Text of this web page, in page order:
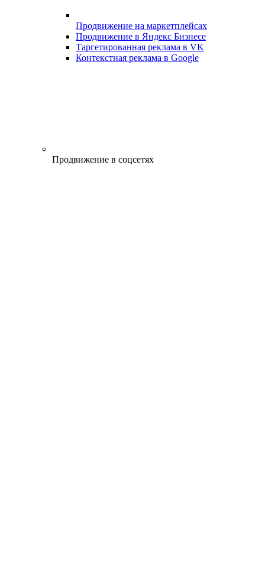
Продвижение на маркетплейсах
Продвижение в Яндекс Бизнесе
Таргетированная реклама в VK
Контекстная реклама в Google
Продвижение в соцсетях